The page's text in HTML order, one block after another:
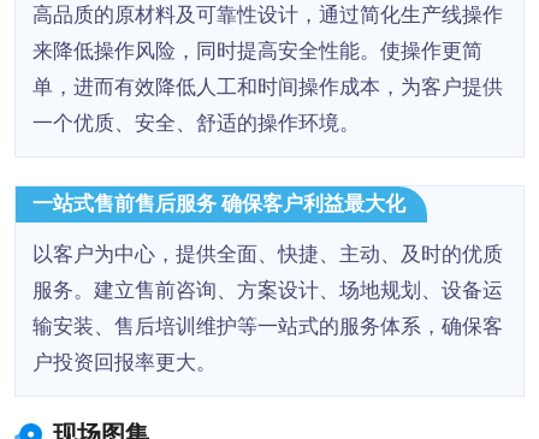
高品质的原材料及可靠性设计，通过简化生产线操作
来降低操作风险，同时提高安全性能。使操作更简
单，进而有效降低人工和时间操作成本，为客户提供
一个优质、安全、舒适的操作环境。
一站式售前售后服务 确保客户利益最大化
以客户为中心，提供全面、快捷、主动、及时的优质
服务。建立售前咨询、方案设计、场地规划、设备运
输安装、售后培训维护等一站式的服务体系，确保客
户投资回报率更大。